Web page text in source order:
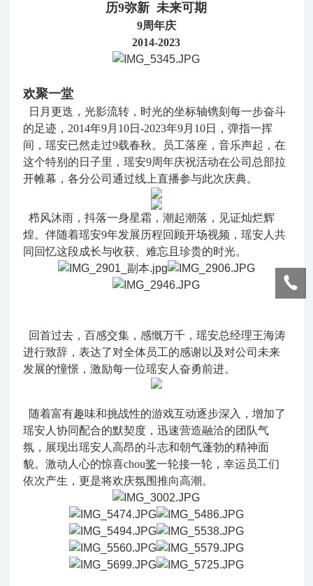
历9弥新 未来可期
9周年庆
2014-2023
欢聚一堂
日月更迭，光影流转，时光的坐标轴镌刻每一步奋斗
的足迹，2014年9月10日-2023年9月10日，弹指一挥
间，瑶安已然走过9载春秋。员工落座，音乐声起，在
这个特别的日子里，瑶安9周年庆祝活动在公司总部拉
开帷幕，各分公司通过线上直播参与此次庆典。
栉风沐雨，抖落一身星霜，潮起潮落，见证灿烂辉
煌。伴随着瑶安9年发展历程回顾开场视频，瑶安人共
同回忆这段成长与收获、难忘且珍贵的时光。
回首过去，百感交集，感慨万千，瑶安总经理王海涛
进行致辞，表达了对全体员工的感谢以及对公司未来
发展的憧憬，激励每一位瑶安人奋勇前进。
随着富有趣味和挑战性的游戏互动逐步深入，增加了
瑶安人协同配合的默契度，迅速营造融洽的团队气
氛，展现出瑶安人高昂的斗志和朝气蓬勃的精神面
貌。激动人心的惊喜chou奖一轮接一轮，幸运员工们
依次产生，更是将欢庆氛围推向高潮。